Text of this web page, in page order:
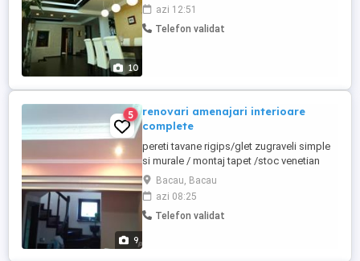
10
azi 12:51
Telefon validat
9
5
renovari amenajari interioare
complete
pereti tavane rigips/glet zugraveli simple
si murale / montaj tapet /stoc venetian
lucios sau mural/montaj parchet laminat
sau masiv montaj usi / placari gresie
faianta marmura piatra decorativa naturala
sau sintetica / instalatii electrice
Bacau, Bacau
azi 08:25
Telefon validat